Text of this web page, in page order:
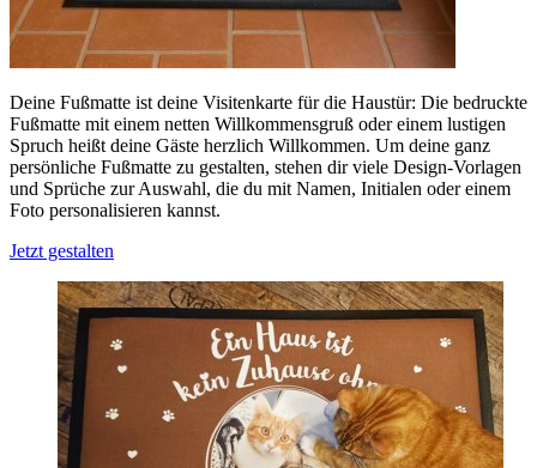
Deine Fußmatte ist deine Visitenkarte für die Haustür: Die bedruckte
Fußmatte mit einem netten Willkommensgruß oder einem lustigen
Spruch heißt deine Gäste herzlich Willkommen. Um deine ganz
persönliche Fußmatte zu gestalten, stehen dir viele Design-Vorlagen
und Sprüche zur Auswahl, die du mit Namen, Initialen oder einem
Foto personalisieren kannst.
Jetzt gestalten